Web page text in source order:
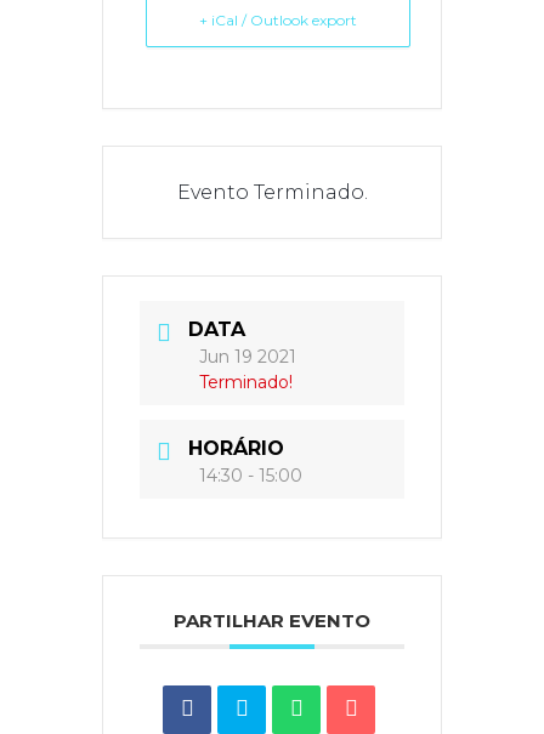
+ iCal / Outlook export
Evento Terminado.
DATA
Jun 19 2021
Terminado!
HORÁRIO
14:30 - 15:00
PARTILHAR EVENTO